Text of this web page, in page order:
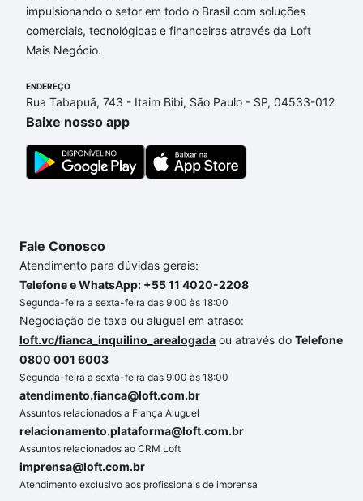
impulsionando o setor em todo o Brasil com soluções
comerciais, tecnológicas e financeiras através da Loft
Mais Negócio.
ENDEREÇO
Rua Tabapuã, 743 - Itaim Bibi, São Paulo - SP, 04533-012
Baixe nosso app
Fale Conosco
Atendimento para dúvidas gerais:
Telefone e WhatsApp: +55 11 4020-2208
Segunda-feira a sexta-feira das 9:00 às 18:00
Negociação de taxa ou aluguel em atraso:
loft.vc/fianca_inquilino_arealogada ou através do Telefone
0800 001 6003
Segunda-feira a sexta-feira das 9:00 às 18:00
atendimento.fianca@loft.com.br
Assuntos relacionados a Fiança Aluguel
relacionamento.plataforma@loft.com.br
Assuntos relacionados ao CRM Loft
imprensa@loft.com.br
Atendimento exclusivo aos profissionais de imprensa